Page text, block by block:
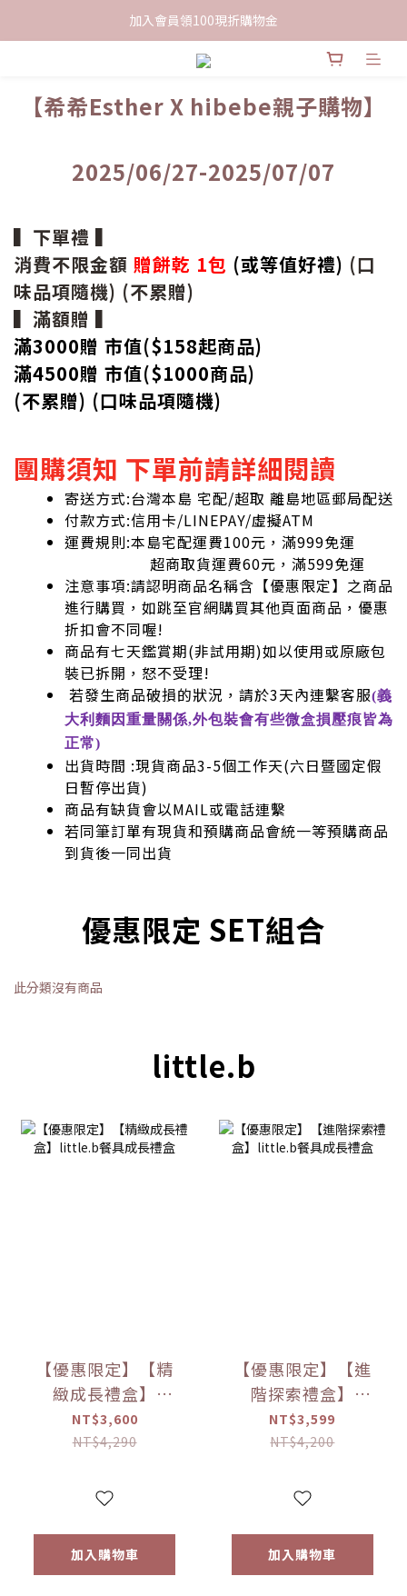
限時下單送餅乾乙包，滿$999免運
加入會員領100現折購物金
限時下單送餅乾乙包，滿$999免運
【希希Esther X hibebe親子購物】
2025/06/27-2025/07/07
▍下單禮 ▍
消費不限金額 贈餅乾 1包 (或等值好禮) (口
味品項隨機) (不累贈)
▍滿額贈 ▍
滿3000贈 市值($158起商品)
滿4500贈 市值($1000商品)
(不累贈) (口味品項隨機)
團購須知 下單前請詳細閱讀
寄送方式:台灣本島 宅配/超取 離島地區郵局配送
付款方式:信用卡/LINEPAY/虛擬ATM
運費規則:本島宅配運費100元，滿999免運
超商取貨運費60元，滿599免運
注意事項:請認明商品名稱含【優惠限定】之商品
進行購買，如跳至官網購買其他頁面商品，優惠
折扣會不同喔!
商品有七天鑑賞期(非試用期)如以使用或原廠包
裝已拆開，怒不受理!
若發生商品破損的狀況，請於3天內連繫客服(義
大利麵因重量關係,外包裝會有些微盒損壓痕皆為
正常)
出貨時間 :現貨商品3-5個工作天(六日暨國定假
日暫停出貨)
商品有缺貨會以MAIL或電話連繫
若同筆訂單有現貨和預購商品會統一等預購商品
到貨後一同出貨
優惠限定 SET組合
此分類沒有商品
little.b
【優惠限定】【精
緻成長禮盒】
little.b餐具成長禮
盒
NT$3,600
NT$4,290
加入購物車
【優惠限定】【進
階探索禮盒】
little.b餐具成長禮
盒
NT$3,599
NT$4,200
加入購物車